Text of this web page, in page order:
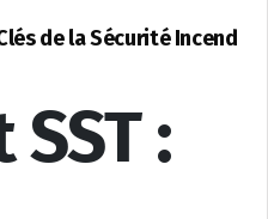
de la Sécurité Incend
: